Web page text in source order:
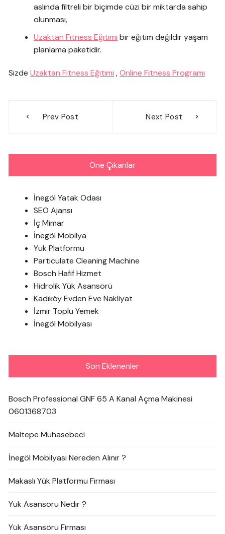
aslında filtreli bir biçimde cüzi bir miktarda sahip
olunması,
Uzaktan Fitness Eğitimi bir eğitim değildir yaşam
planlama paketidir.
SizdeUzaktan Fitness Eğitimi ,Online Fitness Programı
gezinmesi
Prev Post Next Post
Öne Çıkanlar
İnegöl Yatak Odası
SEO Ajansı
İç Mimar
İnegöl Mobilya
Yük Platformu
Particulate Cleaning Machine
Bosch Hafif Hizmet
Hidrolik Yük Asansörü
Kadıköy Evden Eve Nakliyat
İzmir Toplu Yemek
İnegöl Mobilyası
Son Eklenenler
Bosch Professional GNF 65 A Kanal Açma Makinesi
0601368703
Maltepe Muhasebeci
İnegöl Mobilyası Nereden Alınır ?
Makaslı Yük Platformu Firması
Yük Asansörü Nedir ?
Yük Asansörü Firması